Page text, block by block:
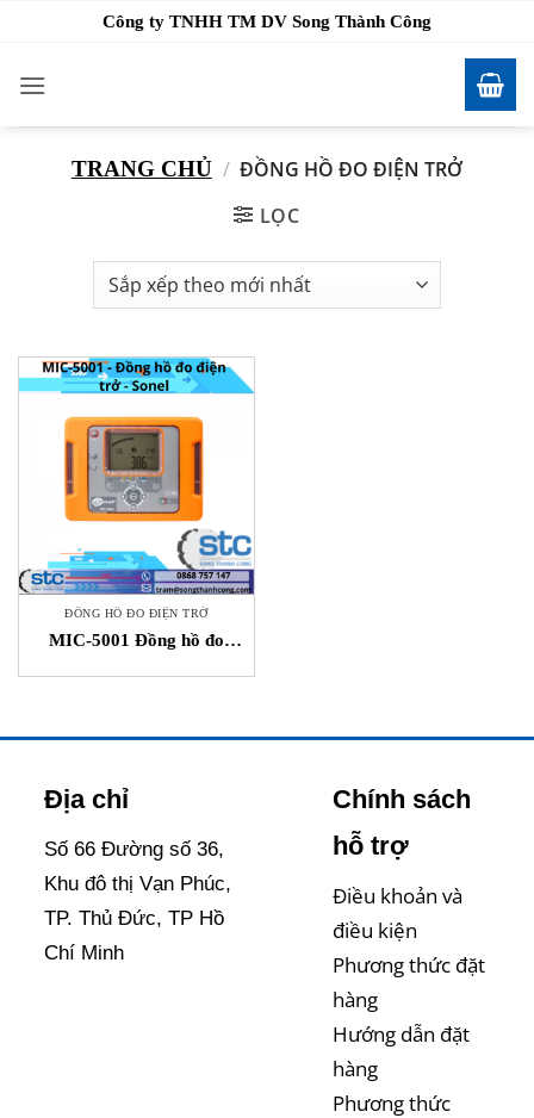
nội
dung
Công ty TNHH TM DV Song Thành Công
TRANG CHỦ / ĐỒNG HỒ ĐO ĐIỆN TRỞ
LỌC
ĐỒNG HỒ ĐO ĐIỆN TRỞ
MIC-5001 Đồng hồ đo
Địa chỉ
Số 66 Đường số 36,
Khu đô thị Vạn Phúc,
TP. Thủ Đức, TP Hồ
Chí Minh
Chính sách
hỗ trợ
Điều khoản và
điều kiện
Phương thức đặt
hàng
Hướng dẫn đặt
hàng
Phương thức